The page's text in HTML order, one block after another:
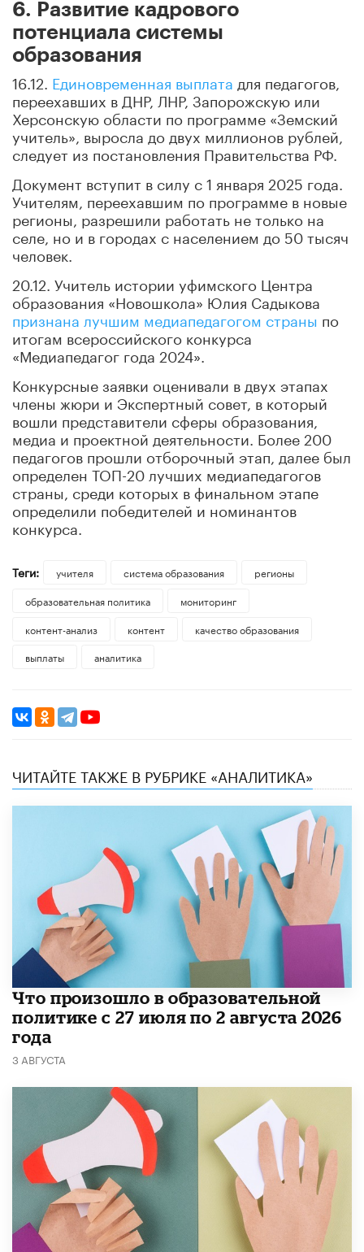
6. Развитие кадрового
потенциала системы
образования
16.12. Единовременная выплата для педагогов,
переехавших в ДНР, ЛНР, Запорожскую или
Херсонскую области по программе «Земский
учитель», выросла до двух миллионов рублей,
следует из постановления Правительства РФ.
Документ вступит в силу с 1 января 2025 года.
Учителям, переехавшим по программе в новые
регионы, разрешили работать не только на
селе, но и в городах с населением до 50 тысяч
человек.
20.12. Учитель истории уфимского Центра
образования «Новошкола» Юлия Садыкова
признана лучшим медиапедагогом страны по
итогам всероссийского конкурса
«Медиапедагог года 2024».
Конкурсные заявки оценивали в двух этапах
члены жюри и Экспертный совет, в который
вошли представители сферы образования,
медиа и проектной деятельности. Более 200
педагогов прошли отборочный этап, далее был
определен ТОП-20 лучших медиапедагогов
страны, среди которых в финальном этапе
определили победителей и номинантов
конкурса.
Теги: учителя система образования
регионы
образовательная политика
мониторинг
контент-анализ
контент
качество образования
выплаты
аналитика
ЧИТАЙТЕ ТАКЖЕ В РУБРИКЕ «АНАЛИТИКА»
​Что произошло в образовательной
политике с 27 июля по 2 августа 2026
года
3 АВГУСТА